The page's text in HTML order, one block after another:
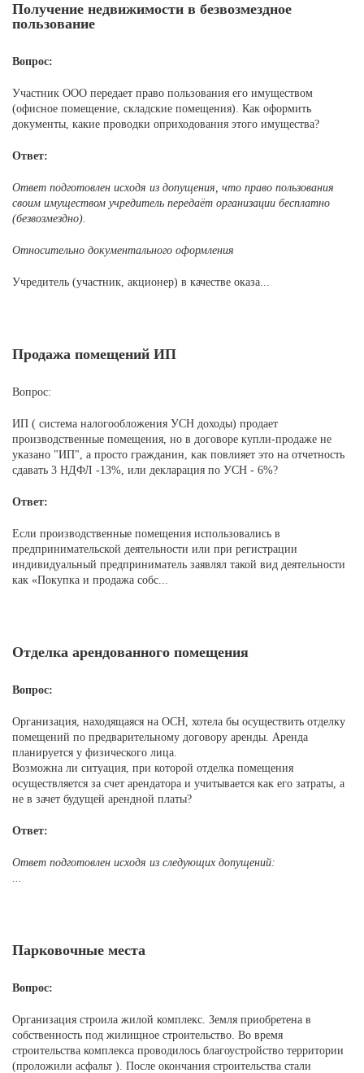
Получение недвижимости в безвозмездное
пользование
Вопрос:
Участник ООО передает право пользования его имуществом
(офисное помещение, складские помещения). Как оформить
документы, какие проводки оприходования этого имущества?
Ответ:
Ответ подготовлен исходя из допущения, что право пользования
своим имуществом учредитель передаёт организации бесплатно
(безвозмездно).
Относительно документального оформления
Учредитель (участник, акционер) в качестве оказа...
Продажа помещений ИП
Вопрос:
ИП ( система налогообложения УСН доходы) продает
производственные помещения, но в договоре купли-продаже не
указано "ИП", а просто гражданин, как повлияет это на отчетность
сдавать 3 НДФЛ -13%, или декларация по УСН - 6%?
Ответ:
Если производственные помещения использовались в
предпринимательской деятельности или при регистрации
индивидуальный предприниматель заявлял такой вид деятельности
как «Покупка и продажа собс...
Отделка арендованного помещения
Вопрос:
Организация, находящаяся на ОСН, хотела бы осуществить отделку
помещений по предварительному договору аренды. Аренда
планируется у физического лица.
Возможна ли ситуация, при которой отделка помещения
осуществляется за счет арендатора и учитывается как его затраты, а
не в зачет будущей арендной платы?
Ответ:
Ответ подготовлен исходя из следующих допущений:
...
Парковочные места
Вопрос:
Организация строила жилой комплекс. Земля приобретена в
собственность под жилищное строительство. Во время
строительства комплекса проводилось благоустройство территории
(проложили асфальт ). После окончания строительства стали